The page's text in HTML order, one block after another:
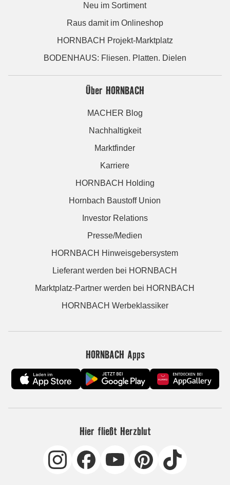
Neu im Sortiment
Raus damit im Onlineshop
HORNBACH Projekt-Marktplatz
BODENHAUS: Fliesen. Platten. Dielen
Über HORNBACH
MACHER Blog
Nachhaltigkeit
Marktfinder
Karriere
HORNBACH Holding
Hornbach Baustoff Union
Investor Relations
Presse/Medien
HORNBACH Hinweisgebersystem
Lieferant werden bei HORNBACH
Marktplatz-Partner werden bei HORNBACH
HORNBACH Werbeklassiker
HORNBACH Apps
Hier fließt Herzblut